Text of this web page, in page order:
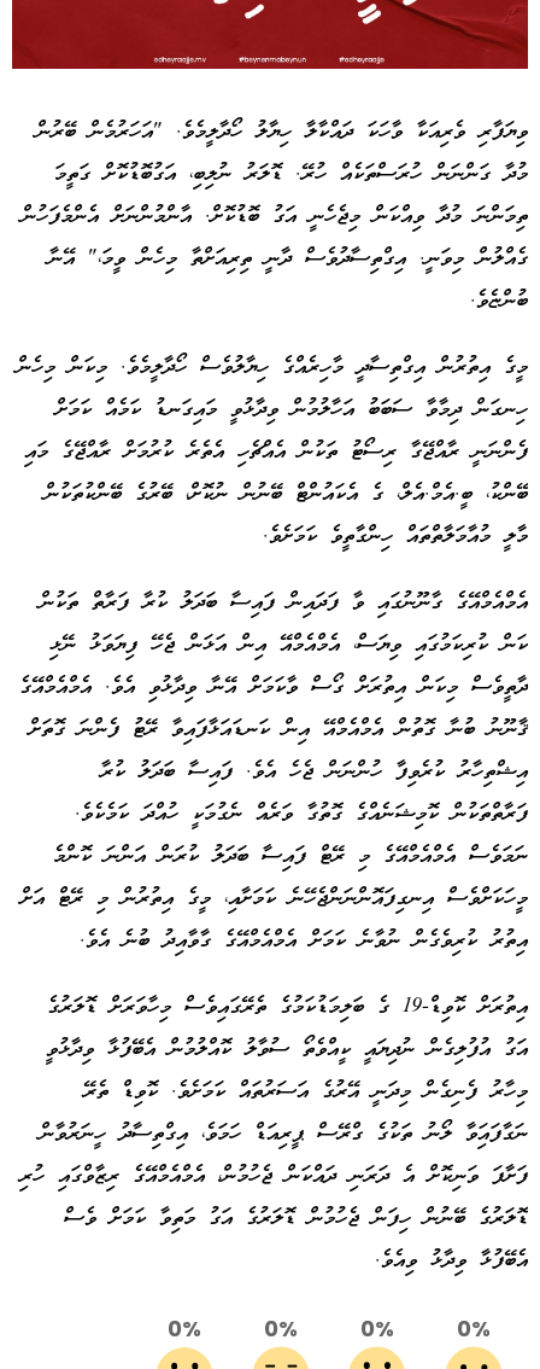
ވިޔަފާރި ވެރިއަކާ ވާހަކަ ދައްކާލާ ހިޔާލު ހޯދާލީމެވެ. "އަހަރުމެން ބޭރުން
މުދާ ގަންނަން ހުރަސްތަކެއް ހުރޭ. ޑޮލަރު ނުލިބި، އަގުބޮޑުކޮށް ގަތީމަ
ތިމަންނަ މުދާ ވިއްކަން މިޖެހެނީ އަގު ބޮޑުކޮށް. އާންމުންނަށް އެންމެފަހުން
ގެއްލުން މިވަނީ. އިގްތިސާދުވެސް ދާނީ ތިރިއަށްތާ މިހެން ވީމަ،" އޭނާ
ބުންޏެވެ.
މީގެ އިތުރުން އިގްތިސާދީ މާހިރެއްގެ ހިޔާލުވެސް ހޯދާލީމެވެ. މިކަން މިހެން
ހިނގަން ދިމާވާ ސަބަބު އަހާލުމުން ވިދާޅުވީ މައިގަނޑު ކަމެއް ކަމަށް
ފެންނަނީ ރާއްޖޭގާ ރިސޯޓު ތަކުން އެއްޗެހި އެތެރެ ކުރުމަށް ރާއްޖޭގެ މައި
ބޭންކު، ބީ.އެމް.އެލް، ގެ އެކައުންޓް ބޭނުން ނުކޮށް، ބޭރުގެ ބޭންކުތަކުން
މާލީ މުއާމަލާތްތައް ހިންގާތީވެ ކަމަށެވެ.
އެމްއެމްއޭގެ ގާނޫނުގައި ވާ ފަދައިން ފައިސާ ބަދަލު ކުރާ ފަރާތް ތަކުން
ކަން ކުރިކަމުގައި ވިޔަސް، އެމްއެމްއޭ އިން އަޅަން ޖެހޭ ފިޔަވަޅު ނޭޅި
ދާތީވެސް މިކަން އިތުރަށް ގޯސް ވާކަމަށް އޭނާ ވިދާޅުވި އެވެ. އެމްއެމްއޭގެ
ޤާނޫނު ބުނާ ގޮތުން އެމްއެމްއޭ އިން ކަނޑައަޅާފައިވާ ރޭޓު ފެންނަ ގޮތަށް
އިޝްތިހާރު ކުރެވިފާ ހުންނަން ޖެހެ އެވެ. ފައިސާ ބަދަލު ކުރާ
ފަރާތްތަކުން ކޮމިޝަނެއްގެ ގޮތުގާ ވަރެއް ނެގުމަކީ ހުއްދަ ކަމެކެވެ.
ނަމަވެސް އެމްއެމްއޭގެ މި ރޭޓް ފައިސާ ބަދަލު ކުރަން އަންނަ ކޮންމެ
މީހަކަށްވެސް އިނގިފައޮންނަންޖެހޭނެ ކަމަށާއި، މީގެ އިތުރުން މި ރޭޓް އަށް
އިތުރު ކުރިވެގެން ނުވާނެ ކަމަށް އެމްއެމްއޭގެ ގާވާއިދު ބުނެ އެވެ.
އިތުރަށް ކޮވިޑް-19 ގެ ބަލިމަޑުކަމުގެ ތެރޭގައިވެސް މިހާވަރަށް ޑޮލަރުގެ
އަގު އުފުލިގެން ނުދިޔައީ ކީއްވެތޯ ސުވާލު ކޮއްލުމުން އެބޭފުޅާ ވިދާޅުވީ
މިހާރު ފެނިގެން މިދަނީ އޭރުގެ އަސަރުތައް ކަމަށެވެ. ކޮވިޑް ތެރޭ
ނަގާފައަިވާ ލޯނު ތަކުގެ ގްރޭސް ޕީރިއަޑް ހަމަވެ، އިގްތިސާދު ހީނަރުވާން
ފަށާފަ ވަނިކޮށް އެ ދަރަނި ދައްކަން ޖެހުމުން، އެމްއެމްއޭގެ ރިޒާވްގައި ހުރި
ޑޮލަރުގެ ބޭނުން ހިފަން ޖެހުމުން ޑޮލަރުގެ އަގު މަތިވާ ކަމަށް ވެސް
އެބޭފުޅާ ވިދާޅު ވިއެވެ.
0%
0%
0%
0%